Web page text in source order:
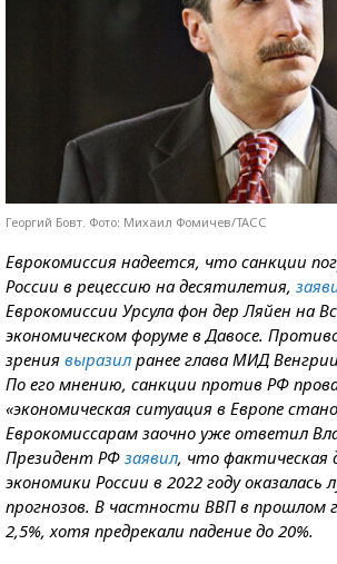
Георгий Бовт. Фото: Михаил Фомичев/ТАСС
Еврокомиссия надеется, что санкции
России в рецессию на десятилетия,
Еврокомиссии Урсула фон дер Ляйен на
экономическом форуме в Давосе.
зрения выразил ранее глава МИД
По его мнению, санкции против РФ
«экономическая ситуация в Европе
Еврокомиссарам заочно уже ответил
Президент РФ заявил, что фактическая
экономики России в 2022 году оказалась
прогнозов. В частности ВВП в прошлом
2,5%, хотя предрекали падение до 20%.